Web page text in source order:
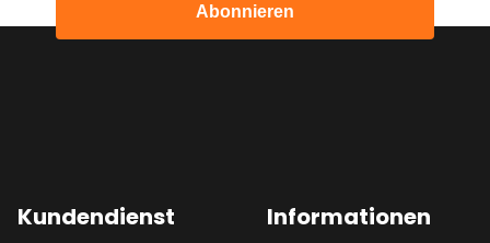
Abonnieren
Kundendienst Informationen